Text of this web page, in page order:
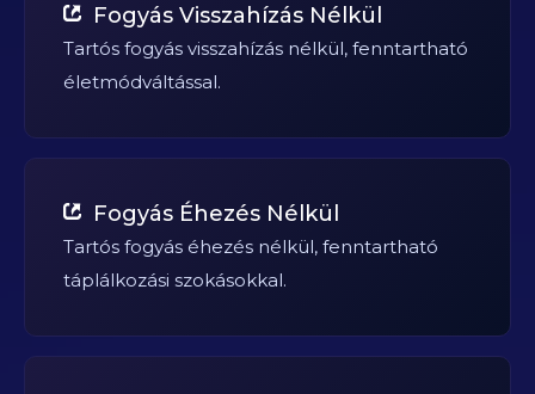
Fogyás Visszahízás Nélkül
Tartós fogyás visszahízás nélkül, fenntartható
életmódváltással.
Fogyás Éhezés Nélkül
Tartós fogyás éhezés nélkül, fenntartható
táplálkozási szokásokkal.